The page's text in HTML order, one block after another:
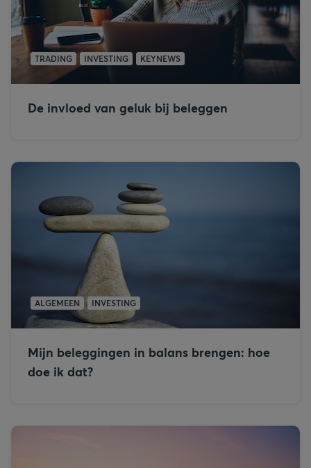
TRADING INVESTING KEYNEWS
De invloed van geluk bij beleggen
ALGEMEEN INVESTING
Mijn beleggingen in balans brengen: hoe
doe ik dat?